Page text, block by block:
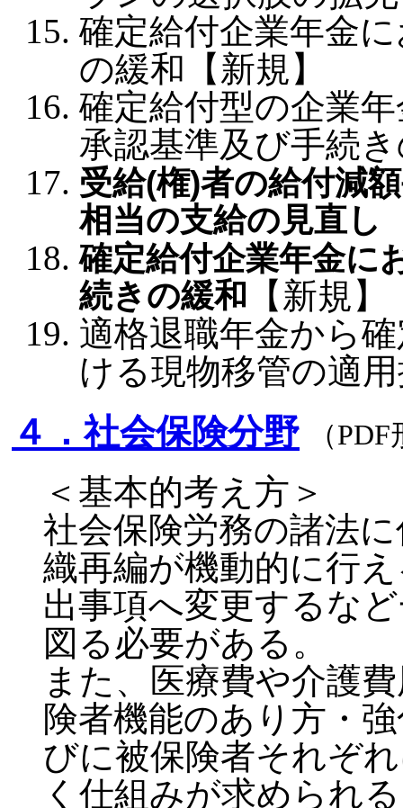
確定給付企業年金
の緩和【新規】
確定給付型の企業
承認基準及び手続
受給(権)者の給付減
相当の支給の見直し
確定給付企業年金に
続きの緩和 【新規】
適格退職年金から
ける現物移管の適
４．社会保険分野 （
＜基本的考え方＞
社会保険労務の諸法
織再編が機動的に行
出事項へ変更するな
図る必要がある。
また、医療費や介護
険者機能のあり方・
びに被保険者それぞ
く仕組みが求められ